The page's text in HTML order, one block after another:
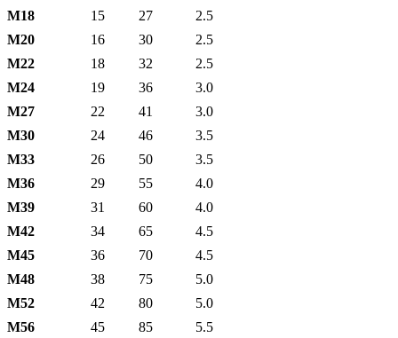
М18
15 27
2.5
М20
16 30
2.5
М22
18 32
2.5
М24
19 36
3.0
М27
22 41
3.0
М30
24 46
3.5
М33
26 50
3.5
М36
29 55
4.0
М39
31 60
4.0
М42
34 65
4.5
М45
36 70
4.5
М48
38 75
5.0
М52
42 80
5.0
М56
45 85
5.5